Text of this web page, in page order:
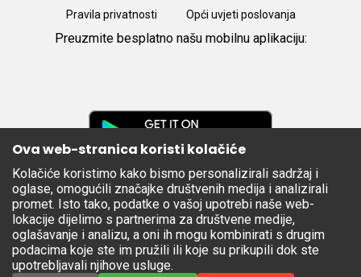
Pravila privatnosti Opći uvjeti poslovanja
Preuzmite besplatno našu mobilnu aplikaciju:
Apple
Store
Ova web-stranica koristi kolačiće
Kolačiće koristimo kako bismo personalizirali sadržaj i
oglase, omogućili značajke društvenih medija i analizirali
promet. Isto tako, podatke o vašoj upotrebi naše web-
lokacije dijelimo s partnerima za društvene medije,
oglašavanje i analizu, a oni ih mogu kombinirati s drugim
podacima koje ste im pružili ili koje su prikupili dok ste
upotrebljavali njihove usluge.